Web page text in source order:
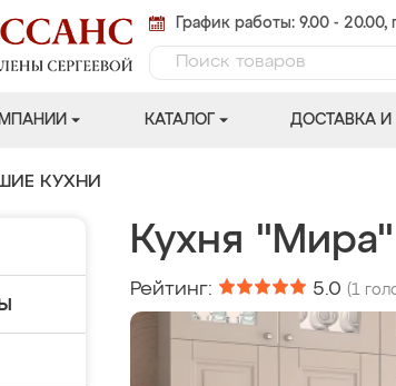
График работы: 9.00 - 20.00,
КАТАЛОГ ДОСТАВКА И
КУХНИ
Кухня "Мира"
Рейтинг: 5.0 (1